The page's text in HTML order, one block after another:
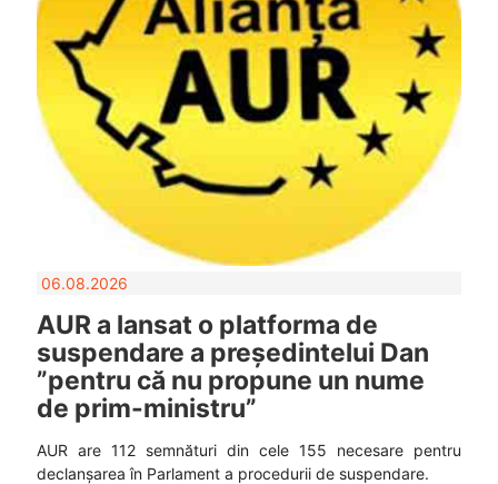
06.08.2026
AUR a lansat o platforma de
suspendare a președintelui Dan
”pentru că nu propune un nume
de prim-ministru”
AUR are 112 semnături din cele 155 necesare pentru
declanșarea în Parlament a procedurii de suspendare.